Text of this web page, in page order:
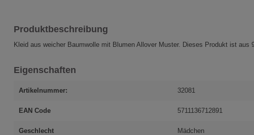
Produktbeschreibung
Kleid aus weicher Baumwolle mit Blumen Allover Muster. Dieses Produkt ist aus
Eigenschaften
Artikelnummer: 32081
EAN Code 5711136712891
Geschlecht Mädchen